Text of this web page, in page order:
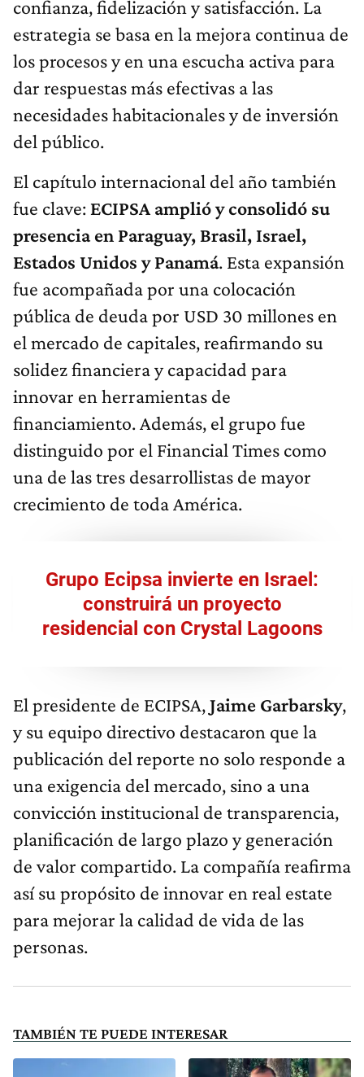
confianza, fidelización y satisfacción. La
estrategia se basa en la mejora continua de
los procesos y en una escucha activa para
dar respuestas más efectivas a las
necesidades habitacionales y de inversión
del público.
El capítulo internacional del año también
fue clave: ECIPSA amplió y consolidó su
presencia en Paraguay, Brasil, Israel,
Estados Unidos y Panamá. Esta expansión
fue acompañada por una colocación
pública de deuda por USD 30 millones en
el mercado de capitales, reafirmando su
solidez financiera y capacidad para
innovar en herramientas de
financiamiento. Además, el grupo fue
distinguido por el Financial Times como
una de las tres desarrollistas de mayor
crecimiento de toda América.
Grupo Ecipsa invierte en Israel:
construirá un proyecto
residencial con Crystal Lagoons
El presidente de ECIPSA,Jaime Garbarsky,
y su equipo directivo destacaron que la
publicación del reporte no solo responde a
una exigencia del mercado, sino a una
convicción institucional de transparencia,
planificación de largo plazo y generación
de valor compartido. La compañía reafirma
así su propósito de innovar en real estate
para mejorar la calidad de vida de las
personas.
TAMBIÉN TE PUEDE INTERESAR